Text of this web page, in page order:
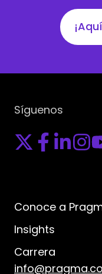
Síguenos
Conoce a
Insights
Carrera